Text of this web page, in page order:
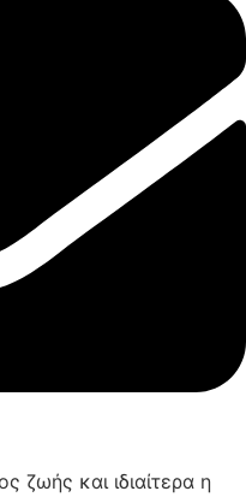
ζωής και ιδιαίτερα η